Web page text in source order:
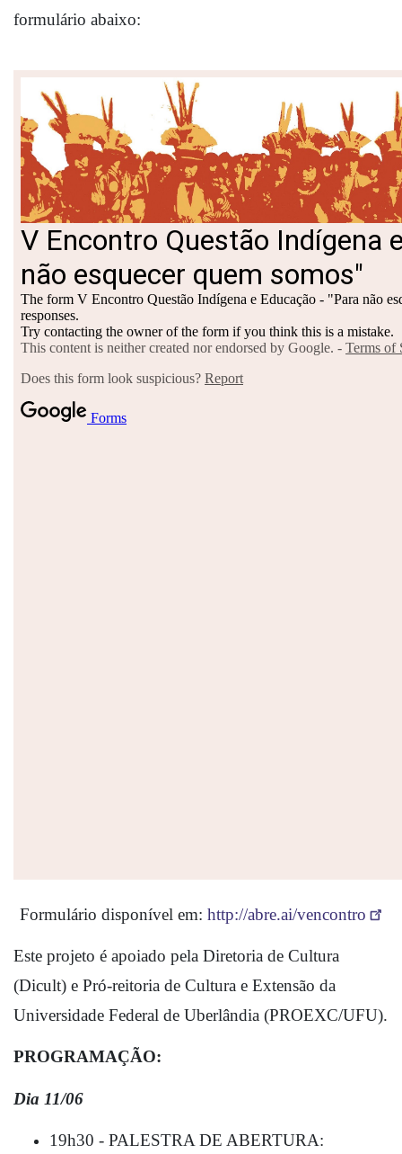
formulário abaixo:
Formulário disponível em: http://abre.ai/vencontro
Este projeto é apoiado pela Diretoria de Cultura
(Dicult) e Pró-reitoria de Cultura e Extensão da
Universidade Federal de Uberlândia (PROEXC/UFU).
PROGRAMAÇÃO:
Dia 11/06
19h30 - PALESTRA DE ABERTURA: